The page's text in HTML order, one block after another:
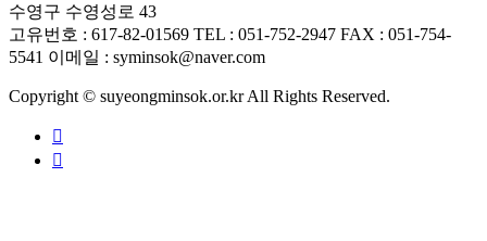
수영구 수영성로 43
고유번호 : 617-82-01569 TEL : 051-752-2947 FAX : 051-754-
5541 이메일 : syminsok@naver.com
Copyright © suyeongminsok.or.kr All Rights Reserved.